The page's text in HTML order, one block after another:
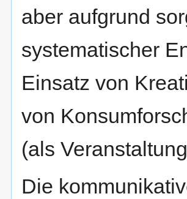
aber aufgrund
systematischer
Einsatz von
von
(als
Die